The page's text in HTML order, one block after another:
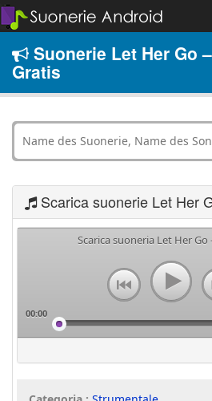
Suonerie Let Her Go
Gratis
Scarica suonerie Let Her
Scarica suoneria Let Her
00:00